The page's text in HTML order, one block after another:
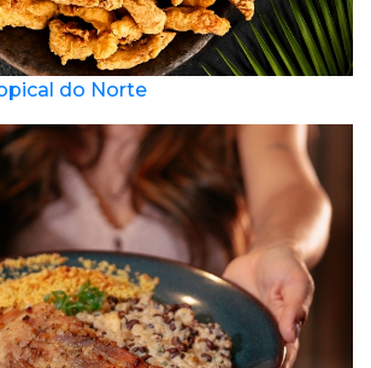
do Norte